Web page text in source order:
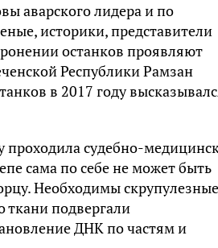
аварского лидера и по
историки, представители
останков проявляют
Республики Рaмзaн
в 2017 году
проходила судебно-
сама по себе не может быть
Необходимы
ткани подвергали
ДНК по частям и